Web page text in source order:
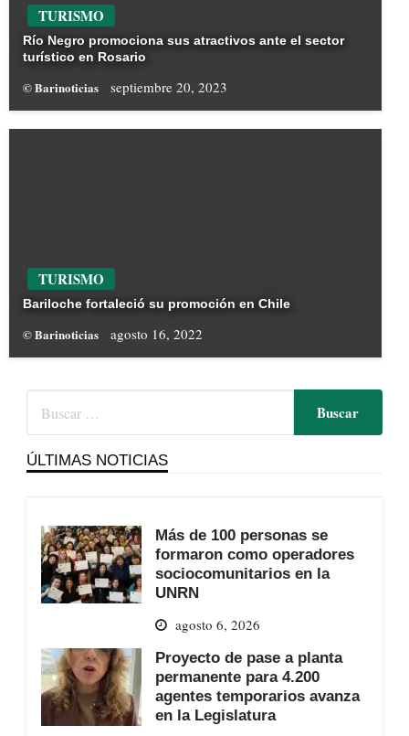
TURISMO
Río Negro promociona sus atractivos ante el sector
turístico en Rosario
© Barinoticias septiembre 20, 2023
TURISMO
Bariloche fortaleció su promoción en Chile
© Barinoticias agosto 16, 2022
ÚLTIMAS NOTICIAS
Más de 100 personas se
formaron como operadores
sociocomunitarios en la
UNRN
agosto 6, 2026
Proyecto de pase a planta
permanente para 4.200
agentes temporarios avanza
en la Legislatura